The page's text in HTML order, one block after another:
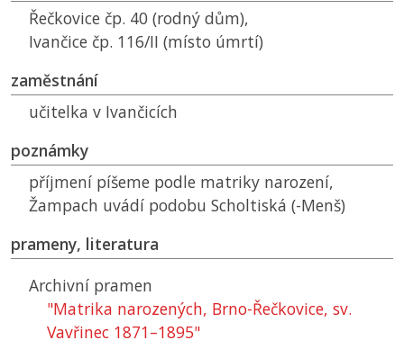
Řečkovice čp. 40 (rodný dům),
Ivančice čp. 116/II (místo úmrtí)
zaměstnání
učitelka v Ivančicích
poznámky
příjmení píšeme podle matriky narození,
Žampach uvádí podobu Scholtiská (-Menš)
prameny, literatura
Archivní pramen
"Matrika narozených, Brno-Řečkovice, sv.
Vavřinec 1871–1895"